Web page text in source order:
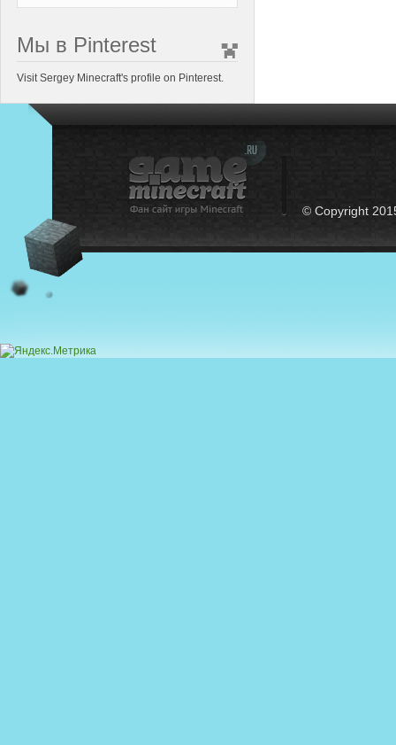
Мы в Pinterest
Visit Sergey Minecraft's profile on Pinterest.
© Copyright